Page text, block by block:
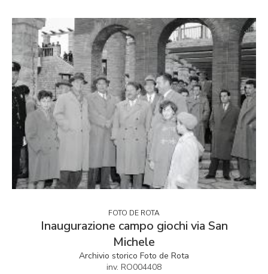
FOTO DE ROTA
Inaugurazione campo giochi via San
Michele
Archivio storico Foto de Rota
inv. RO004408